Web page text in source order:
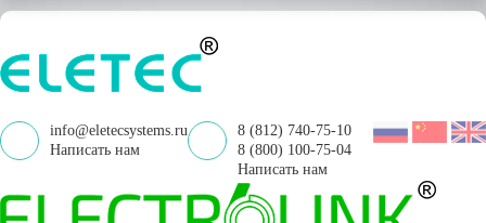
info@eletecsystems.ru
Написать нам
8 (812) 740-75-10
8 (800) 100-75-04
Написать нам